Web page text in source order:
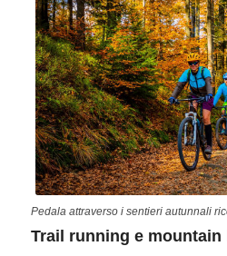
Pedala attraverso i sentieri autunnali
Trail running e mountain